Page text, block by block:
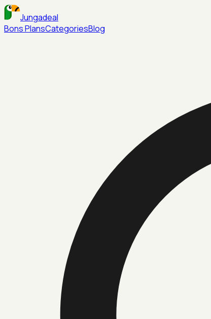
Jungadeal
Bons PlansCategoriesBlog